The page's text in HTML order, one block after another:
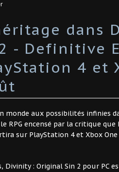
dans
- Definitive
4 et
monde aux possibilités infinies
RPG encensé par la critique que
sur PlayStation 4 et Xbox One
Divinity : Original Sin 2 pour PC